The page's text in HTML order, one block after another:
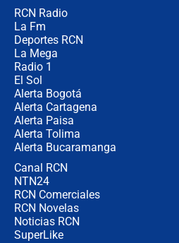
RCN Radio
La Fm
Deportes RCN
La Mega
Radio 1
El Sol
Alerta Bogotá
Alerta Cartagena
Alerta Paisa
Alerta Tolima
Alerta Bucaramanga
Canal RCN
NTN24
RCN Comerciales
RCN Novelas
Noticias RCN
SuperLike